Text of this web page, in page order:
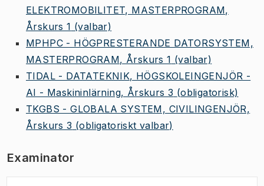
ELEKTROMOBILITET, MASTERPROGRAM,
Årskurs 1 (valbar)
MPHPC - HÖGPRESTERANDE DATORSYSTEM,
MASTERPROGRAM, Årskurs 1 (valbar)
TIDAL - DATATEKNIK, HÖGSKOLEINGENJÖR -
AI - Maskininlärning, Årskurs 3 (obligatorisk)
TKGBS - GLOBALA SYSTEM, CIVILINGENJÖR,
Årskurs 3 (obligatoriskt valbar)
Examinator